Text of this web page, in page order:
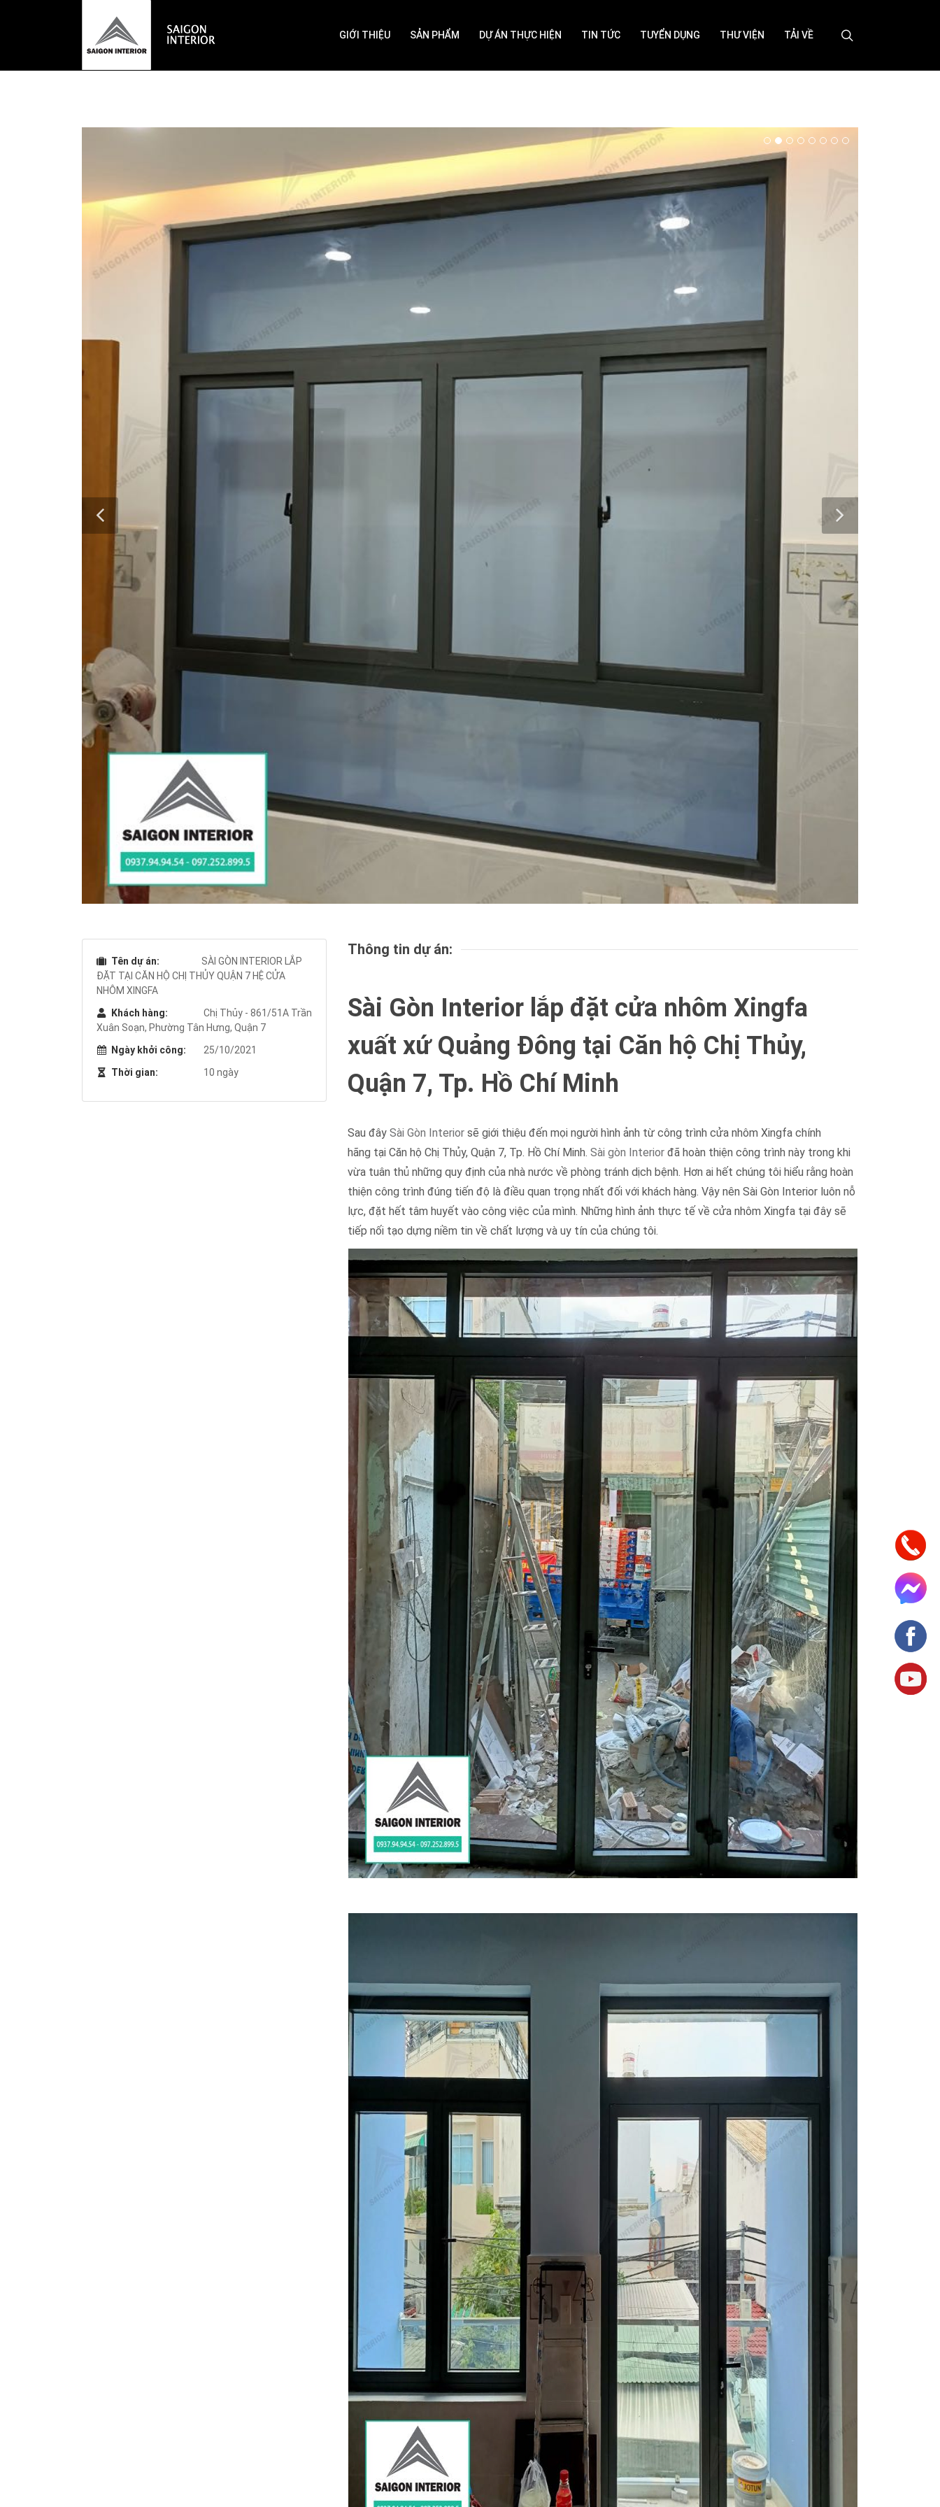
GIỚI THIỆU SẢN PHẨM DỰ ÁN THỰC HIỆN TIN TỨC TUYỂN DỤNG THƯ VIỆN TẢI VỀ
Tên dự án:
SÀI GÒN INTERIOR LẮP
ĐẶT TẠI CĂN HỘ CHỊ THỦY QUẬN 7 HỆ CỬA
NHÔM XINGFA
Khách hàng:
Chị Thủy - 861/51A Trần
Xuân Soạn, Phường Tân Hưng, Quận 7
Ngày khởi công:
25/10/2021
Thời gian:
10 ngày
Thông tin dự án:
Sài Gòn Interior lắp đặt cửa nhôm Xingfa
xuất xứ Quảng Đông tại Căn hộ Chị Thủy,
Quận 7, Tp. Hồ Chí Minh
Sau đây Sài Gòn Interior sẽ giới thiệu đến mọi người hình ảnh từ công trình cửa nhôm Xingfa chính
hãng tại Căn hộ Chị Thủy, Quận 7, Tp. Hồ Chí Minh. Sài gòn Interior đã hoàn thiện công trình này trong khi
vừa tuân thủ những quy định của nhà nước về phòng tránh dịch bệnh. Hơn ai hết chúng tôi hiểu rằng hoàn
thiện công trình đúng tiến độ là điều quan trọng nhất đối với khách hàng. Vậy nên Sài Gòn Interior luôn nỗ
lực, đặt hết tâm huyết vào công việc của mình. Những hình ảnh thực tế về cửa nhôm Xingfa tại đây sẽ
tiếp nối tạo dựng niềm tin về chất lượng và uy tín của chúng tôi.